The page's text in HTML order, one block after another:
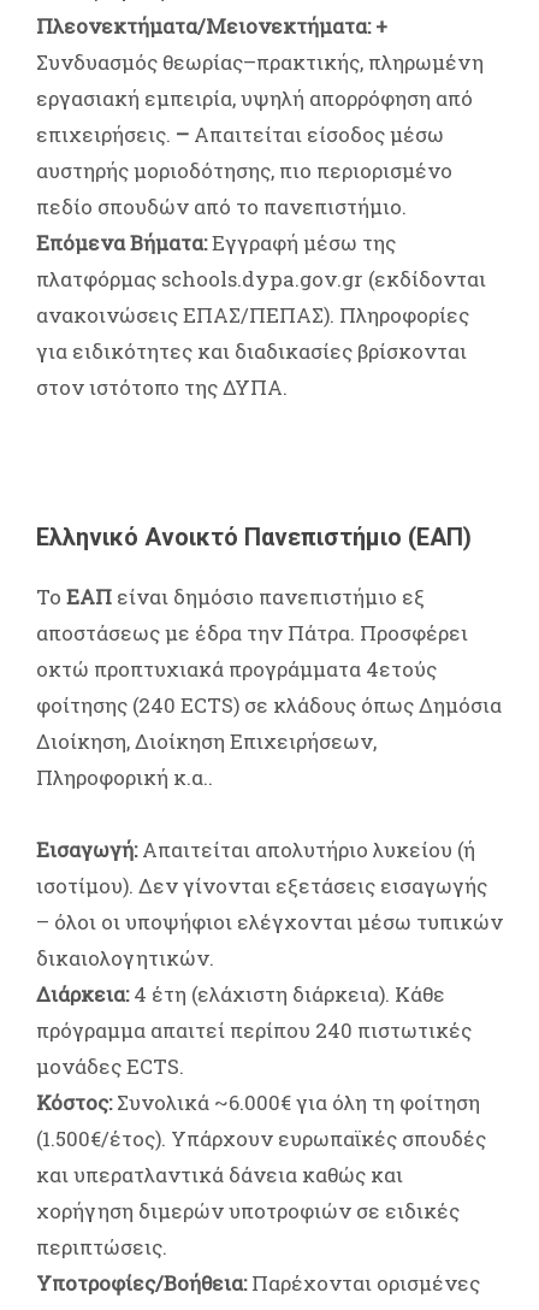
Πλεονεκτήματα/Μειονεκτήματα: +
Συνδυασμός θεωρίας–πρακτικής, πληρωμένη
εργασιακή εμπειρία, υψηλή απορρόφηση από
επιχειρήσεις. – Απαιτείται είσοδος μέσω
αυστηρής μοριοδότησης, πιο περιορισμένο
πεδίο σπουδών από το πανεπιστήμιο.
Επόμενα Βήματα:Εγγραφή μέσω της
πλατφόρμας schools.dypa.gov.gr (εκδίδονται
ανακοινώσεις ΕΠΑΣ/ΠΕΠΑΣ). Πληροφορίες
για ειδικότητες και διαδικασίες βρίσκονται
στον ιστότοπο της ΔΥΠΑ.
Ελληνικό Ανοικτό Πανεπιστήμιο (ΕΑΠ)
Το ΕΑΠ είναι δημόσιο πανεπιστήμιο εξ
αποστάσεως με έδρα την Πάτρα. Προσφέρει
οκτώ προπτυχιακά προγράμματα 4ετούς
φοίτησης (240 ECTS) σε κλάδους όπως Δημόσια
Διοίκηση, Διοίκηση Επιχειρήσεων,
Πληροφορική κ.α..
Εισαγωγή:Απαιτείται απολυτήριο λυκείου (ή
ισοτίμου). Δεν γίνονται εξετάσεις εισαγωγής
– όλοι οι υποψήφιοι ελέγχονται μέσω τυπικών
δικαιολογητικών.
Διάρκεια:4 έτη (ελάχιστη διάρκεια). Κάθε
πρόγραμμα απαιτεί περίπου 240 πιστωτικές
μονάδες ECTS.
Κόστος:Συνολικά ~6.000€ για όλη τη φοίτηση
(1.500€/έτος). Υπάρχουν ευρωπαϊκές σπουδές
και υπερατλαντικά δάνεια καθώς και
χορήγηση διμερών υποτροφιών σε ειδικές
περιπτώσεις.
Υποτροφίες/Βοήθεια:Παρέχονται ορισμένες